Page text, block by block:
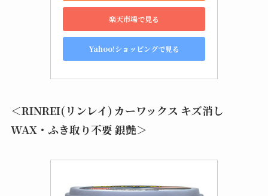
楽天市場で見る
Yahoo!ショッピングで見る
＜RINREI(リンレイ) カーワックス キズ消し
WAX・ふき取り不要 銀艶＞